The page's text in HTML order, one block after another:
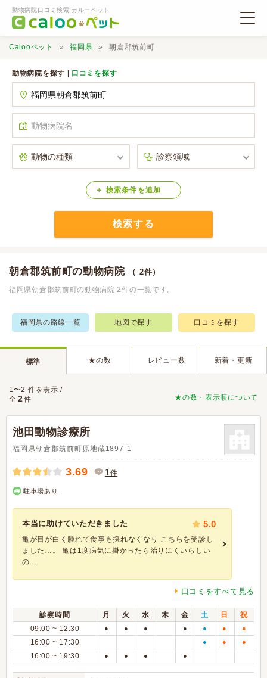
動物病院口コミ検索 カルーペット
口コミ検索
Calooペットとは？
Calooペット 福岡県 朝倉郡筑前町
動物病院を探す | 口コミを探す
検索条件 を追加
検索する
朝倉郡筑前町の動物病院 （ 2件）
福岡県朝倉郡筑前町の動物病院 2件の一覧です。
福岡県の路線一覧 地図で探す 口コミを探す
標準 ★の数 レビュー数 新着・更新
★の数・表示順について
1〜2 件を表示 /
全 2件
池田動物診療所
福岡県朝倉郡筑前町原地蔵1897-1
3.69 1件
駐車場あり
本当に助けていただきました 5.0
亀が目が白く腫れて食事も採れなくなり こちらを受診し
ました…。 亀は1度病気に掛かったら治りにくいらしい
の...
口コミをすべて見る
診察時間 月 火 水 木 金 土 日
祝
09:00 ~ 12:30
● ● ● ● ● ● ●
16:00 ~ 17:30 ● ● ●
16:00 ~ 19:30 ● ● ● ●